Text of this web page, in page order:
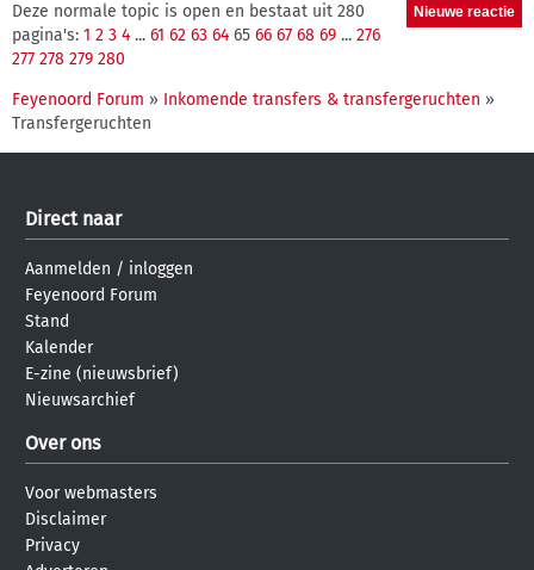
Deze normale topic is open en bestaat uit 280
pagina's: 1 2 3 4 ... 61 62 63 64 65 66 67 68 69 ... 276
277 278 279 280
Feyenoord Forum » Inkomende transfers & transfergeruchten »
Transfergeruchten
Direct naar
Aanmelden / inloggen
Feyenoord Forum
Stand
Kalender
E-zine (nieuwsbrief)
Nieuwsarchief
Over ons
Voor webmasters
Disclaimer
Privacy